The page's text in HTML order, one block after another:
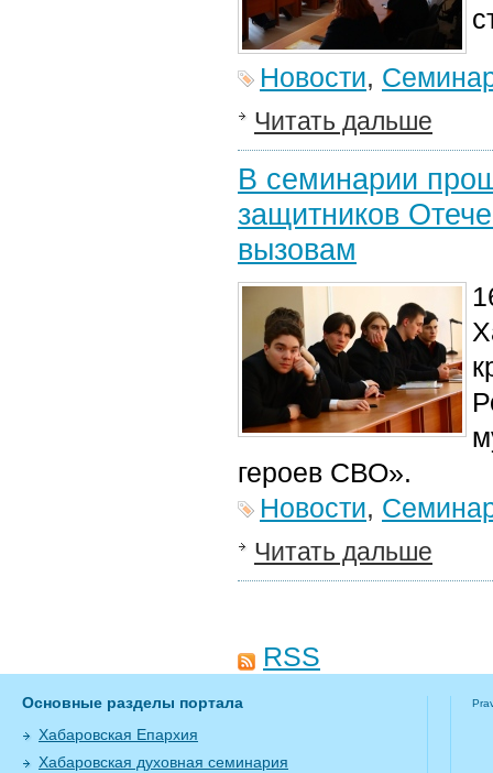
Новости,
Читать дальше
В семинарии
защитников
вызовам
героев СВО».
Новости,
Читать дальше
RSS
Основные разделы портала
Хабаровская Епархия
Хабаровская духовная семинария